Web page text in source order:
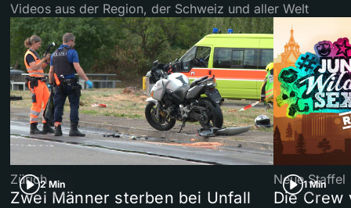
Videos aus der Region, der Schweiz und aller Welt
2 Min
Zürich
Zwei Männer sterben bei Unfall
1 Min
Neue Staffel
Die Crew